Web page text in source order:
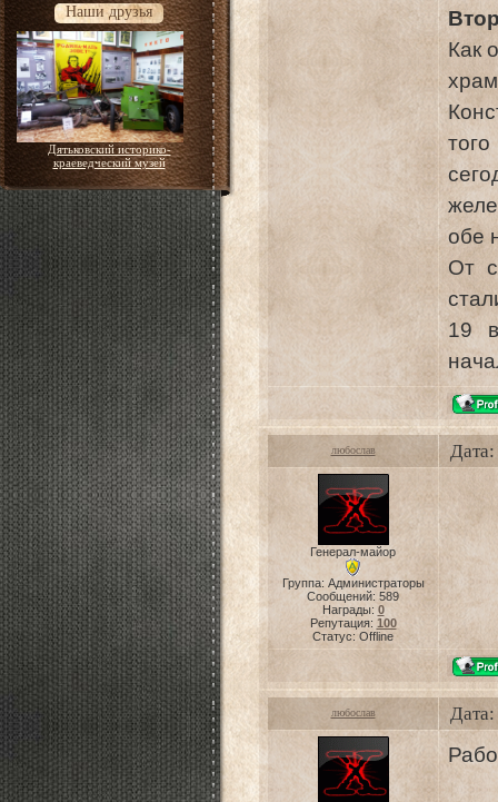
Наши друзья
Дятьковский историко-
краеведческий музей
Как
обе
От
19
любослав
Генерал-майор
Группа: Администраторы
Сообщений: 589
Награды: 0
Репутация: 100
Статус: Offline
любослав